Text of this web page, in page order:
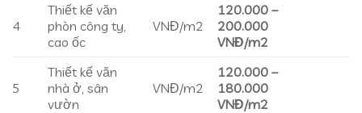
4
Thiết kế văn
phòn công ty,
cao ốc
VNĐ/m2
120.000 –
200.000
VNĐ/m2
5
Thiết kế văn
nhà ở, sân
vườn
VNĐ/m2
120.000 –
180.000
VNĐ/m2